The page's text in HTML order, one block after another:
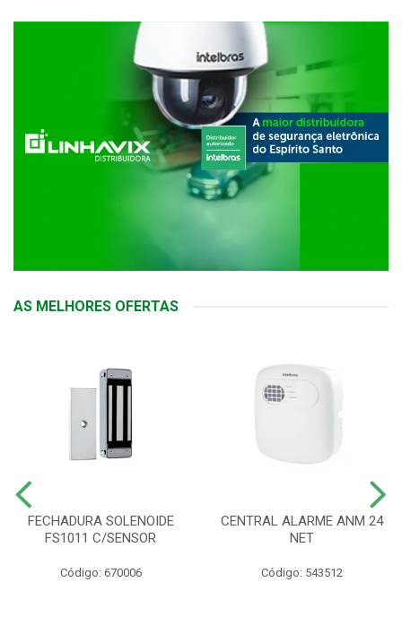
AS MELHORES OFERTAS
FECHADURA SOLENOIDE
FS1011 C/SENSOR
Código: 670006
CENTRAL ALARME ANM 24
NET
Código: 543512